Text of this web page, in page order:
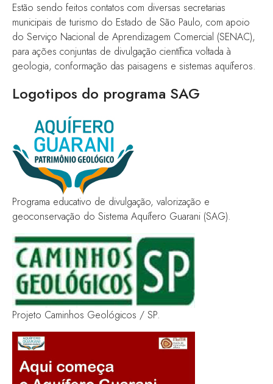
Estão sendo feitos contatos com diversas secretarias
municipais de turismo do Estado de São Paulo, com apoio
do Serviço Nacional de Aprendizagem Comercial (SENAC),
para ações conjuntas de divulgação científica voltada à
geologia, conformação das paisagens e sistemas aquíferos.
Logotipos do programa SAG
Programa educativo de divulgação, valorização e
geoconservação do Sistema Aquífero Guarani (SAG).
Projeto Caminhos Geológicos / SP.